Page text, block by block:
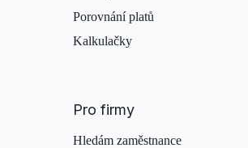
Porovnání platů
Kalkulačky
Pro firmy
Hledám zaměstnance